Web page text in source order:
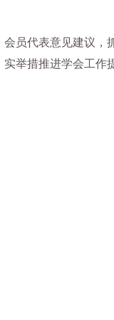
员代表意见建议
举措推进学会工